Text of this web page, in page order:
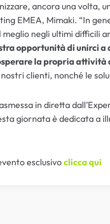
ancora una volta,
EMEA, Mimaki. “In
negli ultimi difficili
opportunità di unirci
la propria attività
clienti, nonché le
in diretta
giornata è dedicata a
esclusivoclicca qui